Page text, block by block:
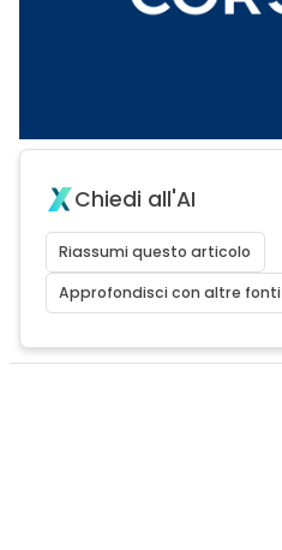
Chiedi all'AI
Riassumi questo articolo
Approfondisci con altre fonti